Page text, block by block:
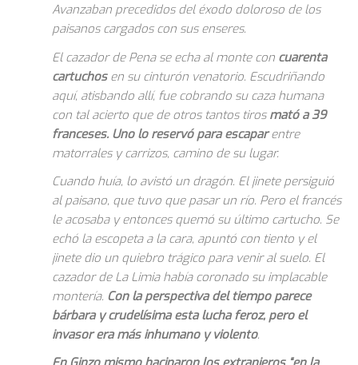
Avanzaban precedidos del éxodo doloroso de los
paisanos cargados con sus enseres.
El cazador de Pena se echa al monte con cuarenta
cartuchosen su cinturón venatorio. Escudriñando
aquí, atisbando allí, fue cobrando su caza humana
con tal acierto que de otros tantos tirosmató a 39
franceses. Uno lo reservó para escaparentre
matorrales y carrizos, camino de su lugar.
Cuando huía, lo avistó un dragón. El jinete persiguió
al paisano, que tuvo que pasar un río. Pero el francés
le acosaba y entonces quemó su último cartucho. Se
echó la escopeta a la cara, apuntó con tiento y el
jinete dio un quiebro trágico para venir al suelo. El
cazador de La Limia había coronado su implacable
montería. Con la perspectiva del tiempo parece
bárbara y crudelísima esta lucha feroz, pero el
invasor era más inhumano y violento.